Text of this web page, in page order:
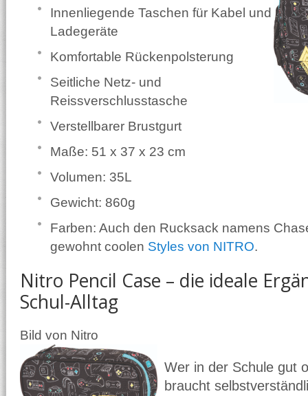
Innenliegende Taschen für Kabel und
Ladegeräte
Komfortable Rückenpolsterung
Seitliche Netz- und
Reissverschlusstasche
Verstellbarer Brustgurt
Maße: 51 x 37 x 23 cm
Volumen: 35L
Gewicht: 860g
Farben: Auch den Rucksack namens
gewohnt coolen Styles von NITRO.
Nitro Pencil Case – die ideale
Schul-Alltag
Bild von Nitro
Wer in der Schule gut
braucht